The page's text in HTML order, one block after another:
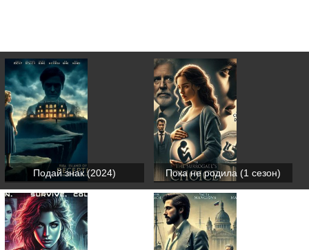
Подай знак (2024) Пока не родила (1 сезон)